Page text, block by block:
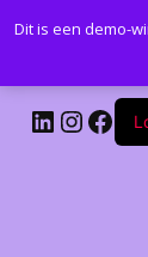
LinkedIn
Dit is een demo-